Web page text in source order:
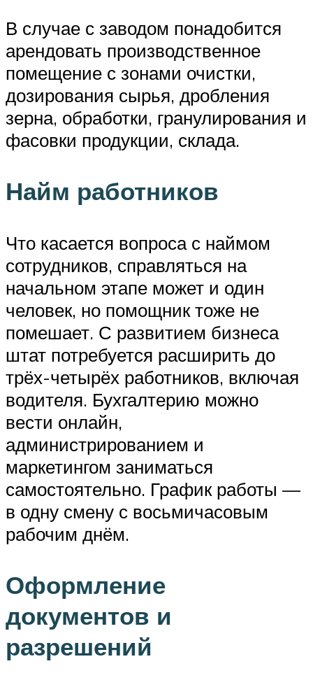
В случае с заводом понадобится
арендовать производственное
помещение с зонами очистки,
дозирования сырья, дробления
зерна, обработки, гранулирования и
фасовки продукции, склада.
Найм работников
Что касается вопроса с наймом
сотрудников, справляться на
начальном этапе может и один
человек, но помощник тоже не
помешает. С развитием бизнеса
штат потребуется расширить до
трёх-четырёх работников, включая
водителя. Бухгалтерию можно
вести онлайн,
администрированием и
маркетингом заниматься
самостоятельно. График работы —
в одну смену с восьмичасовым
рабочим днём.
Оформление
документов и
разрешений